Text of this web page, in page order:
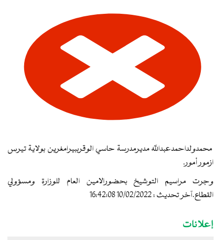
إعلانات
محمدولداحمدعبدالله مديرمدرسة حاسي الوقرببيرامغرين بولاية تيرس
ازمور أمور.
وجرت مراسيم التوشيخ بحضورالامين العام للوزارة ومسؤولي
القطاع.آخر تحديث : 10/02/2022 16:42:08